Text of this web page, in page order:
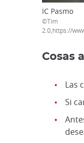
IC Pasmo
©Tim
2.0,https://
Cosas
Las
Si